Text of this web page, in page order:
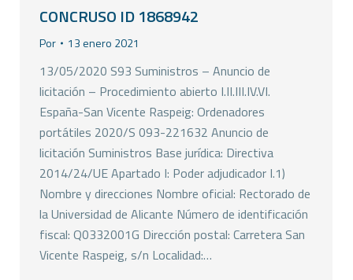
CONCRUSO ID 1868942
Por 13 enero 2021
13/05/2020 S93 Suministros – Anuncio de
licitación – Procedimiento abierto I.II.III.IV.VI.
España-San Vicente Raspeig: Ordenadores
portátiles 2020/S 093-221632 Anuncio de
licitación Suministros Base jurídica: Directiva
2014/24/UE Apartado I: Poder adjudicador I.1)
Nombre y direcciones Nombre oficial: Rectorado de
la Universidad de Alicante Número de identificación
fiscal: Q0332001G Dirección postal: Carretera San
Vicente Raspeig, s/n Localidad:…